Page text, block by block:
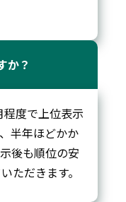
か？
度で上位表示
半年ほどかか
後も順位の安
ただきます。